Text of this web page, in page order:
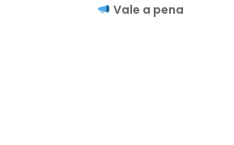
Vale a pena